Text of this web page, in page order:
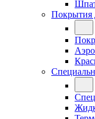
Покрытия